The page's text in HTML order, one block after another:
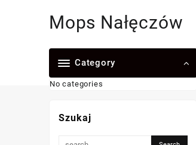
Mops Nałęczów
Category
No categories
Szukaj